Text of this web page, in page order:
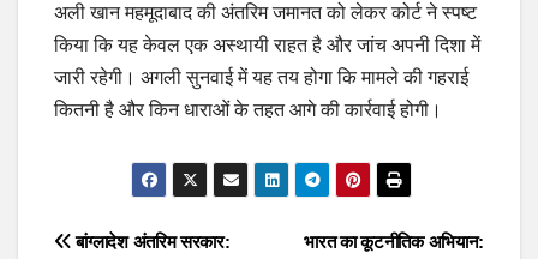
अली खान महमूदाबाद की अंतरिम जमानत को लेकर कोर्ट ने स्पष्ट
किया कि यह केवल एक अस्थायी राहत है और जांच अपनी दिशा में
जारी रहेगी। अगली सुनवाई में यह तय होगा कि मामले की गहराई
कितनी है और किन धाराओं के तहत आगे की कार्रवाई होगी।
Post
भारत का कूटनीतिक अभियान:
बांग्लादेश अंतरिम सरकार: